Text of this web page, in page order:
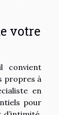
votre
convient
propres à
en
pour